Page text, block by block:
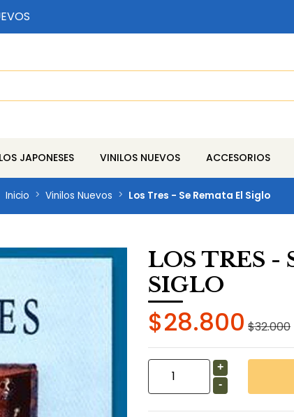
JAPONESES VINILOS NUEVOS ACCESORIOS
Inicio Vinilos Nuevos Los Tres - Se Remata El Siglo
LOS TRES -
SIGLO
$28.800 $32.000
+
-